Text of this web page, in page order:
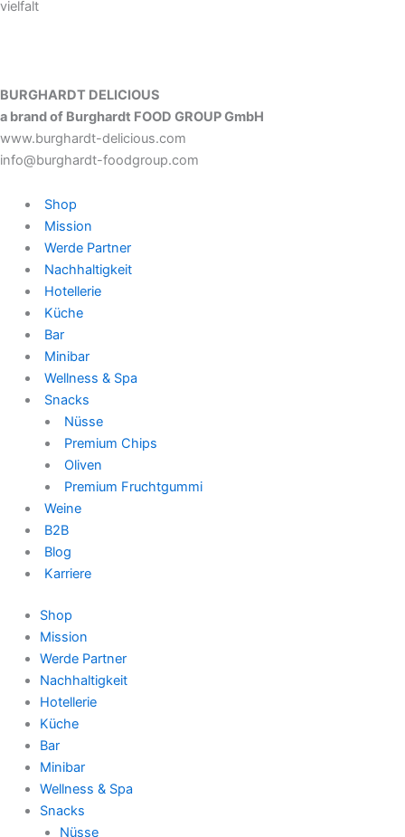
vielfalt
BURGHARDT DELICIOUS
a brand of Burghardt FOOD GROUP GmbH
www.burghardt-delicious.com
info@burghardt-foodgroup.com
Shop
Mission
Werde Partner
Nachhaltigkeit
Hotellerie
Küche
Bar
Minibar
Wellness & Spa
Snacks
Nüsse
Premium Chips
Oliven
Premium Fruchtgummi
Weine
B2B
Blog
Karriere
Shop
Mission
Werde Partner
Nachhaltigkeit
Hotellerie
Küche
Bar
Minibar
Wellness & Spa
Snacks
Nüsse